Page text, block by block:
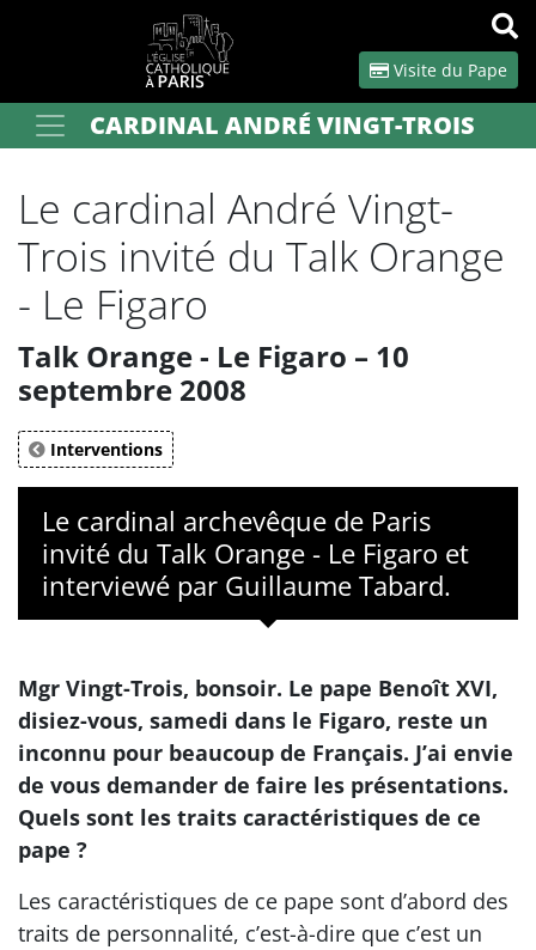
Visite du Pape
Votre recherche OK
CARDINAL ANDRÉ VINGT-TROIS
Le cardinal André Vingt-
Trois invité du Talk Orange
- Le Figaro
Talk Orange - Le Figaro – 10
septembre 2008
Interventions
Le cardinal archevêque de Paris
invité du Talk Orange - Le Figaro et
interviewé par Guillaume Tabard.
Mgr Vingt-Trois, bonsoir. Le pape Benoît XVI,
disiez-vous, samedi dans le Figaro, reste un
inconnu pour beaucoup de Français. J’ai envie
de vous demander de faire les présentations.
Quels sont les traits caractéristiques de ce
pape ?
Les caractéristiques de ce pape sont d’abord des
traits de personnalité, c’est-à-dire que c’est un
Panneau de gestion des cookies